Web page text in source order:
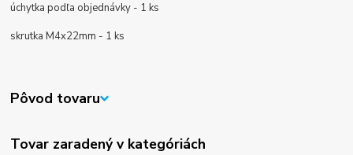
úchytka podľa objednávky - 1 ks
skrutka M4x22mm - 1 ks
Pôvod tovaru
Tovar zaradený v kategóriách